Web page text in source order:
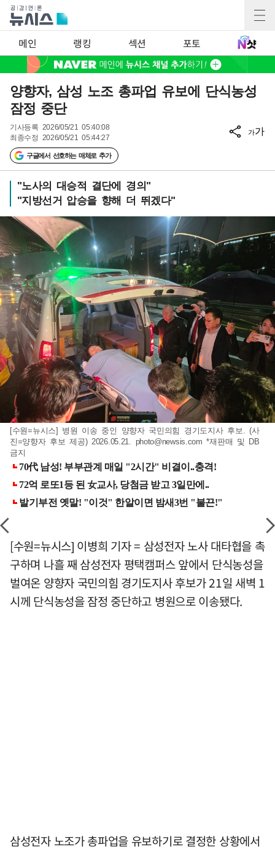
메인 랭킹 섹션 포토
양향자, 삼성 노조 총파업 유보에 단식농성
잠정 중단
기사등록 2026/05/21 05:40:08
최종수정 2026/05/21 05:44:27
구글에서 선호하는 매체로 추가
가가
"노사의 대승적 결단에 경의"
"지방선거 압승을 향해 더 뛰겠다"
[수원=뉴시스] 병원 이송 중인 양향자 국민의힘 경기도지사 후보. (사
진=양향자 후보 제공) 2026.05.21. photo@newsis.com *재판매 및 DB
금지
[수원=뉴시스] 이병희 기자 = 삼성전자 노사 대타협을 촉
구하며 나흘 째 삼성전자 평택캠퍼스 앞에서 단식농성을
벌여온 양향자 국민의힘 경기도지사 후보가 21일 새벽 1
시께 단식농성을 잠정 중단하고 병원으로 이송됐다.
삼성전자 노조가 총파업을 유보하기로 결정한 상황에서